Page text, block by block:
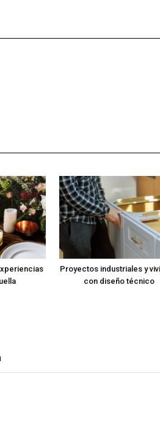
Proyectos industriales y
con diseño técnico